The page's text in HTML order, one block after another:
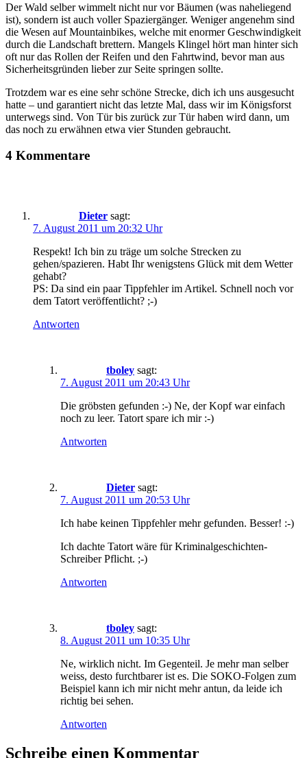
Der Wald selber wimmelt nicht nur vor Bäumen (was naheliegend
ist), sondern ist auch voller Spaziergänger. Weniger angenehm sind
die Wesen auf Mountainbikes, welche mit enormer Geschwindigkeit
durch die Landschaft brettern. Mangels Klingel hört man hinter sich
oft nur das Rollen der Reifen und den Fahrtwind, bevor man aus
Sicherheitsgründen lieber zur Seite springen sollte.
Trotzdem war es eine sehr schöne Strecke, dich ich uns ausgesucht
hatte – und garantiert nicht das letzte Mal, dass wir im Königsforst
unterwegs sind. Von Tür bis zurück zur Tür haben wird dann, um
das noch zu erwähnen etwa vier Stunden gebraucht.
4 Kommentare
Dieter sagt:
7. August 2011 um 20:32 Uhr
Respekt! Ich bin zu träge um solche Strecken zu
gehen/spazieren. Habt Ihr wenigstens Glück mit dem Wetter
gehabt?
PS: Da sind ein paar Tippfehler im Artikel. Schnell noch vor
dem Tatort veröffentlicht? ;-)
Antworten
tboley sagt:
7. August 2011 um 20:43 Uhr
Die gröbsten gefunden :-) Ne, der Kopf war einfach
noch zu leer. Tatort spare ich mir :-)
Antworten
Dieter sagt:
7. August 2011 um 20:53 Uhr
Ich habe keinen Tippfehler mehr gefunden. Besser! :-)
Ich dachte Tatort wäre für Kriminalgeschichten-
Schreiber Pflicht. ;-)
Antworten
tboley sagt:
8. August 2011 um 10:35 Uhr
Ne, wirklich nicht. Im Gegenteil. Je mehr man selber
weiss, desto furchtbarer ist es. Die SOKO-Folgen zum
Beispiel kann ich mir nicht mehr antun, da leide ich
richtig bei sehen.
Antworten
Schreibe einen Kommentar